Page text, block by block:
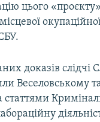
цього
доказів
Веселовському
статтями